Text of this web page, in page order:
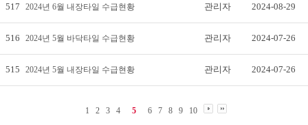
517 2024년 6월 내장타일 수급현황 관리자 2024-08-29
516 2024년 5월 바닥타일 수급현황 관리자 2024-07-26
515 2024년 5월 내장타일 수급현황 관리자 2024-07-26
1 2 3 4 5 6 7 8 9 10